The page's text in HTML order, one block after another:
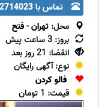
تماس با 09392714023
محل: تهران-فتح
بروز: 3 ساعت پیش
انقضا: 21 روز بعد
نوع: آگهی رایگان
فالو کردن
قیمت: 1 تومان